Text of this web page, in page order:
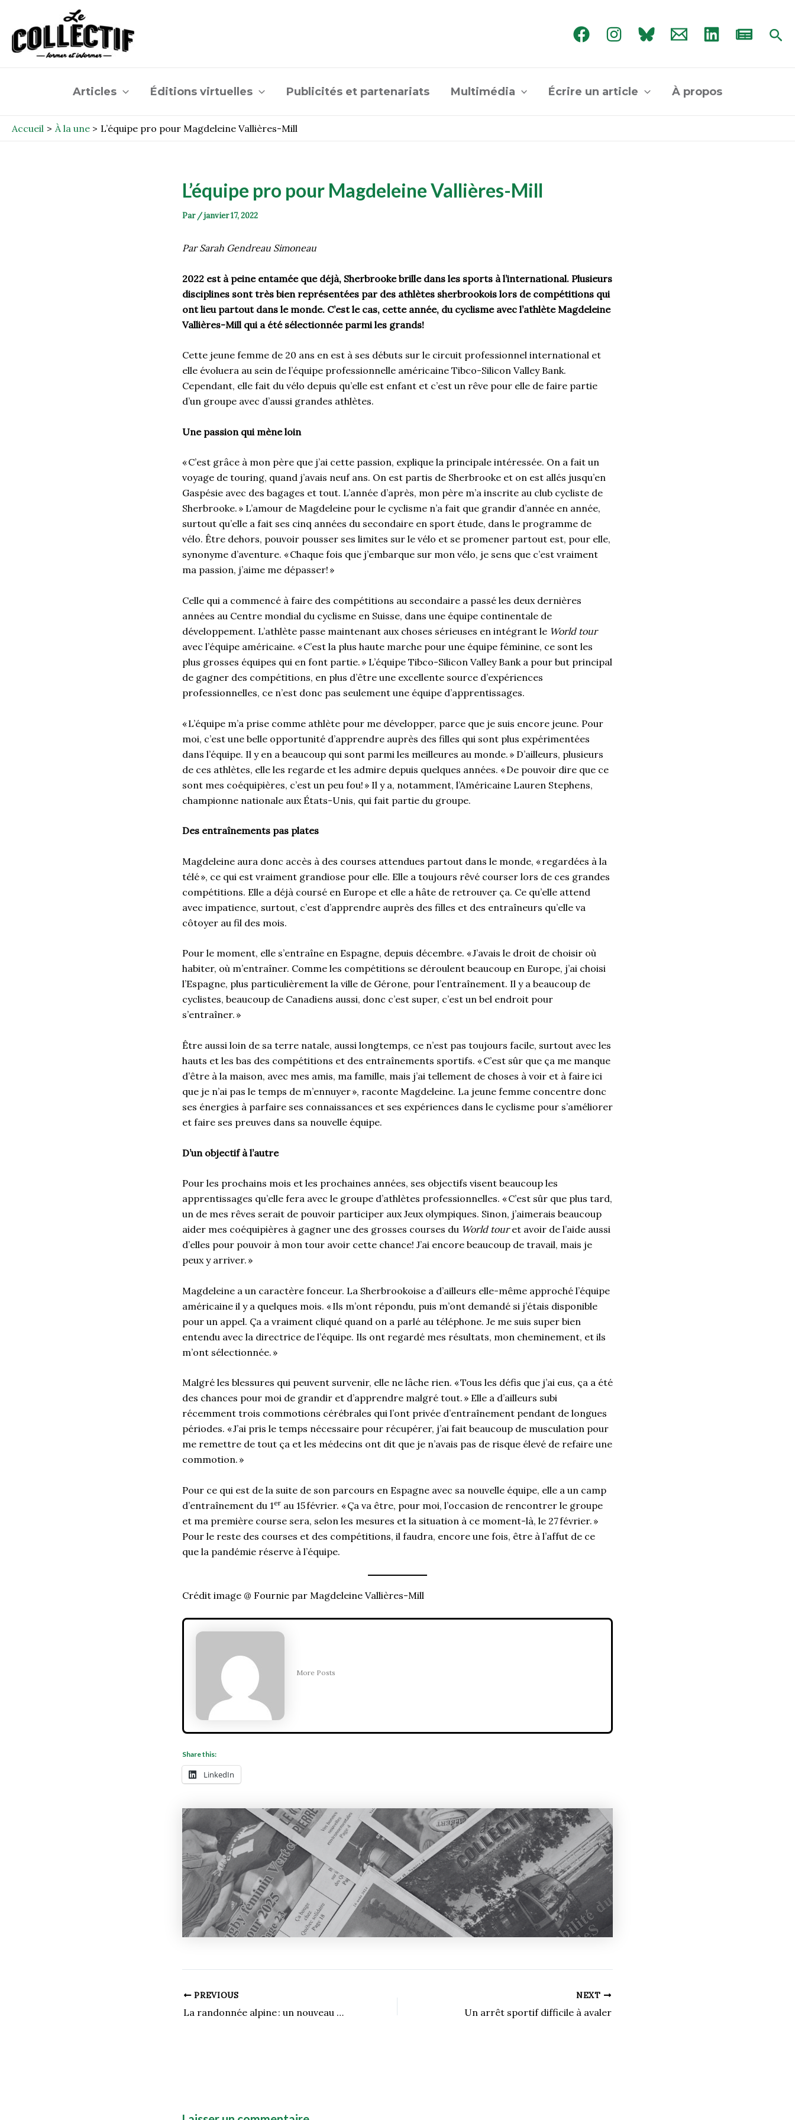
contenu
Articles Éditions virtuelles Publicités et partenariats Multimédia Écrire un article À propos
Accueil À la une L’équipe pro pour Magdeleine Vallières-Mill
L’équipe pro pour Magdeleine Vallières-Mill
Par /janvier 17, 2022
Par Sarah Gendreau Simoneau
2022 est à peine entamée que déjà, Sherbrooke brille dans les sports à l’international. Plusieurs
disciplines sont très bien représentées par des athlètes sherbrookois lors de compétitions qui
ont lieu partout dans le monde. C’est le cas, cette année, du cyclisme avec l’athlète Magdeleine
Vallières-Mill qui a été sélectionnée parmi les grands!
Cette jeune femme de 20 ans en est à ses débuts sur le circuit professionnel international et
elle évoluera au sein de l’équipe professionnelle américaine Tibco-Silicon Valley Bank.
Cependant, elle fait du vélo depuis qu’elle est enfant et c’est un rêve pour elle de faire partie
d’un groupe avec d’aussi grandes athlètes.
Une passion qui mène loin
« C’est grâce à mon père que j’ai cette passion, explique la principale intéressée. On a fait un
voyage de touring, quand j’avais neuf ans. On est partis de Sherbrooke et on est allés jusqu’en
Gaspésie avec des bagages et tout. L’année d’après, mon père m’a inscrite au club cycliste de
Sherbrooke. » L’amour de Magdeleine pour le cyclisme n’a fait que grandir d’année en année,
surtout qu’elle a fait ses cinq années du secondaire en sport étude, dans le programme de
vélo. Être dehors, pouvoir pousser ses limites sur le vélo et se promener partout est, pour elle,
synonyme d’aventure. « Chaque fois que j’embarque sur mon vélo, je sens que c’est vraiment
ma passion, j’aime me dépasser! »
Celle qui a commencé à faire des compétitions au secondaire a passé les deux dernières
années au Centre mondial du cyclisme en Suisse, dans une équipe continentale de
développement. L’athlète passe maintenant aux choses sérieuses en intégrant le World tour
avec l’équipe américaine. « C’est la plus haute marche pour une équipe féminine, ce sont les
plus grosses équipes qui en font partie. » L’équipe Tibco-Silicon Valley Bank a pour but principal
de gagner des compétitions, en plus d’être une excellente source d’expériences
professionnelles, ce n’est donc pas seulement une équipe d’apprentissages.
« L’équipe m’a prise comme athlète pour me développer, parce que je suis encore jeune. Pour
moi, c’est une belle opportunité d’apprendre auprès des filles qui sont plus expérimentées
dans l’équipe. Il y en a beaucoup qui sont parmi les meilleures au monde. » D’ailleurs, plusieurs
de ces athlètes, elle les regarde et les admire depuis quelques années. « De pouvoir dire que ce
sont mes coéquipières, c’est un peu fou! » Il y a, notamment, l’Américaine Lauren Stephens,
championne nationale aux États-Unis, qui fait partie du groupe.
Des entraînements pas plates
Magdeleine aura donc accès à des courses attendues partout dans le monde, « regardées à la
télé », ce qui est vraiment grandiose pour elle. Elle a toujours rêvé courser lors de ces grandes
compétitions. Elle a déjà coursé en Europe et elle a hâte de retrouver ça. Ce qu’elle attend
avec impatience, surtout, c’est d’apprendre auprès des filles et des entraîneurs qu’elle va
côtoyer au fil des mois.
Pour le moment, elle s’entraîne en Espagne, depuis décembre. « J’avais le droit de choisir où
habiter, où m’entraîner. Comme les compétitions se déroulent beaucoup en Europe, j’ai choisi
l’Espagne, plus particulièrement la ville de Gérone, pour l’entraînement. Il y a beaucoup de
cyclistes, beaucoup de Canadiens aussi, donc c’est super, c’est un bel endroit pour
s’entraîner. »
Être aussi loin de sa terre natale, aussi longtemps, ce n’est pas toujours facile, surtout avec les
hauts et les bas des compétitions et des entraînements sportifs. « C’est sûr que ça me manque
d’être à la maison, avec mes amis, ma famille, mais j’ai tellement de choses à voir et à faire ici
que je n’ai pas le temps de m’ennuyer », raconte Magdeleine. La jeune femme concentre donc
ses énergies à parfaire ses connaissances et ses expériences dans le cyclisme pour s’améliorer
et faire ses preuves dans sa nouvelle équipe.
D’un objectif à l’autre
Pour les prochains mois et les prochaines années, ses objectifs visent beaucoup les
apprentissages qu’elle fera avec le groupe d’athlètes professionnelles. « C’est sûr que plus tard,
un de mes rêves serait de pouvoir participer aux Jeux olympiques. Sinon, j’aimerais beaucoup
aider mes coéquipières à gagner une des grosses courses du World touret avoir de l’aide aussi
d’elles pour pouvoir à mon tour avoir cette chance! J’ai encore beaucoup de travail, mais je
peux y arriver. »
Magdeleine a un caractère fonceur. La Sherbrookoise a d’ailleurs elle-même approché l’équipe
américaine il y a quelques mois. « Ils m’ont répondu, puis m’ont demandé si j’étais disponible
pour un appel. Ça a vraiment cliqué quand on a parlé au téléphone. Je me suis super bien
entendu avec la directrice de l’équipe. Ils ont regardé mes résultats, mon cheminement, et ils
m’ont sélectionnée. »
Malgré les blessures qui peuvent survenir, elle ne lâche rien. « Tous les défis que j’ai eus, ça a été
des chances pour moi de grandir et d’apprendre malgré tout. » Elle a d’ailleurs subi
récemment trois commotions cérébrales qui l’ont privée d’entraînement pendant de longues
périodes. « J’ai pris le temps nécessaire pour récupérer, j’ai fait beaucoup de musculation pour
me remettre de tout ça et les médecins ont dit que je n’avais pas de risque élevé de refaire une
commotion. »
Pour ce qui est de la suite de son parcours en Espagne avec sa nouvelle équipe, elle a un camp
d’entraînement du 1er au 15 février. « Ça va être, pour moi, l’occasion de rencontrer le groupe
et ma première course sera, selon les mesures et la situation à ce moment-là, le 27 février. »
Pour le reste des courses et des compétitions, il faudra, encore une fois, être à l’affut de ce
que la pandémie réserve à l’équipe.
Crédit image @ Fournie par Magdeleine Vallières-Mill
More Posts
Share this:
LinkedIn
PREVIOUS
La randonnée alpine : un nouveau défi
NEXT
Un arrêt sportif difficile à avaler